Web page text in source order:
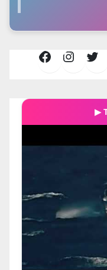
FacebookInstagram
▶